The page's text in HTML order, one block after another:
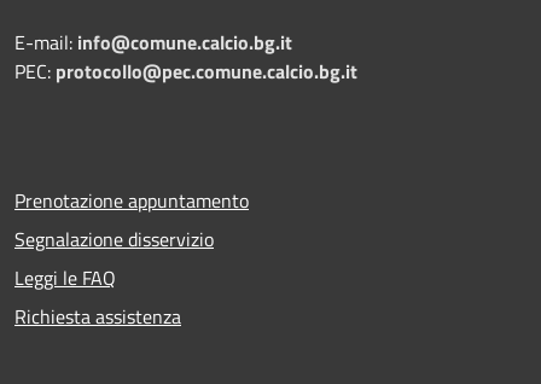
E-mail: info@comune.calcio.bg.it
PEC: protocollo@pec.comune.calcio.bg.it
Prenotazione appuntamento
Segnalazione disservizio
Leggi le FAQ
Richiesta assistenza